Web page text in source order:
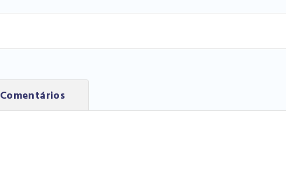
Comentários